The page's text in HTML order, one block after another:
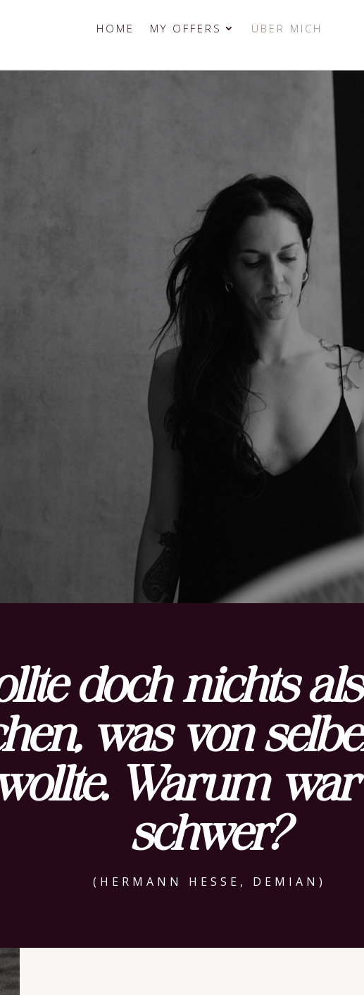
HOME MY OFFERS ÜBER MICH
doch nichts
was von
Warum
schwer?
(HERMANN HESSE, DEMIAN)